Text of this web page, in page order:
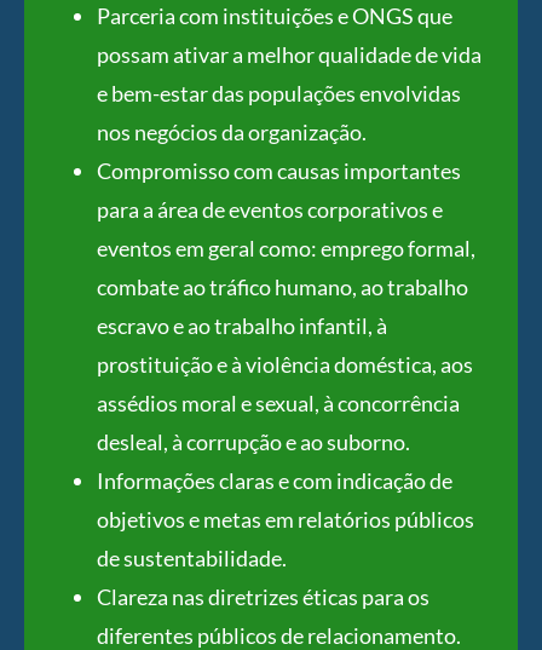
Parceria com instituições e ONGS que
possam ativar a melhor qualidade de vida
e bem-estar das populações envolvidas
nos negócios da organização.
Compromisso com causas importantes
para a área de eventos corporativos e
eventos em geral como: emprego formal,
combate ao tráfico humano, ao trabalho
escravo e ao trabalho infantil, à
prostituição e à violência doméstica, aos
assédios moral e sexual, à concorrência
desleal, à corrupção e ao suborno.
Informações claras e com indicação de
objetivos e metas em relatórios públicos
de sustentabilidade.
Clareza nas diretrizes éticas para os
diferentes públicos de relacionamento.